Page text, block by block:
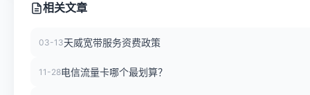
相关文章
03-13天威宽带服务资费政策
11-28电信流量卡哪个最划算？